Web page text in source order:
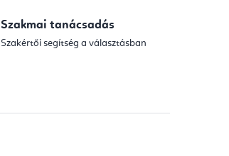
Szakmai tanácsadás
Szakértői segítség a választásban